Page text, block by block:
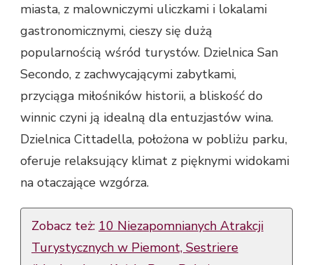
miasta, z malowniczymi uliczkami i lokalami
gastronomicznymi, cieszy się dużą
popularnością wśród turystów. Dzielnica San
Secondo, z zachwycającymi zabytkami,
przyciąga miłośników historii, a bliskość do
winnic czyni ją idealną dla entuzjastów wina.
Dzielnica Cittadella, położona w pobliżu parku,
oferuje relaksujący klimat z pięknymi widokami
na otaczające wzgórza.
Zobacz też: 10 Niezapomnianych Atrakcji
Turystycznych w Piemont, Sestriere